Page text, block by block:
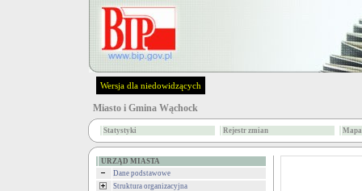
Wersja dla niedowidzących
Miasto i Gmina Wąchock
Statystyki Rejestr zmian
URZĄD MIASTA
Dane podstawowe
Struktura organizacyjna